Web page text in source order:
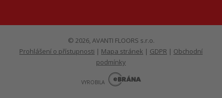
© 2026, AVANTI FLOORS s.r.o.
Prohlášení o přístupnosti | Mapa stránek | GDPR | Obchodní
podmínky
VYROBILA
B